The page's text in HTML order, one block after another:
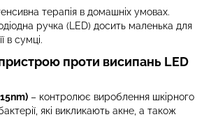
терапія в домашніх умовах.
ручка (LED) досить маленька для
в сумці.
проти висипань LED
– контролює вироблення шкірного
які викликають акне, а також